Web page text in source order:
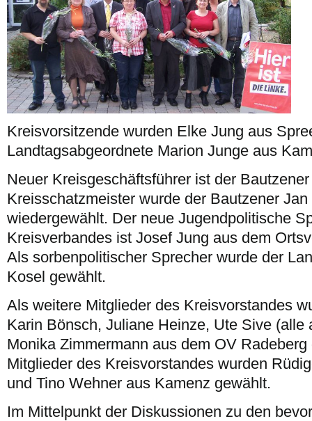
Kreisvorsitzende wurden Elke Jung aus
Landtagsabgeordnete Marion Junge aus
Neuer Kreisgeschäftsführer ist der
Kreisschatzmeister wurde der Bautzener
wiedergewählt. Der neue Jugendpolitische
Kreisverbandes ist Josef Jung aus dem
Als sorbenpolitischer Sprecher wurde der
Kosel gewählt.
Als weitere Mitglieder des Kreisvorstandes
Karin Bönsch, Juliane Heinze, Ute Sive (alle
Monika Zimmermann aus dem OV
Mitglieder des Kreisvorstandes wurden
und Tino Wehner aus Kamenz gewählt.
Im Mittelpunkt der Diskussionen zu den